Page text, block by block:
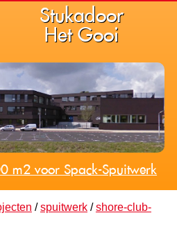
Stukadoor
Het Gooi
m2 voor Spack-Spuitwerk
/spuitwerk/shore-club-